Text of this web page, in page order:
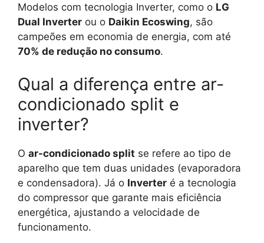
Modelos com tecnologia Inverter, como o LG
Dual Inverter ou o Daikin Ecoswing, são
campeões em economia de energia, com até
70% de redução no consumo.
Qual a diferença entre ar-
condicionado split e
inverter?
O ar-condicionado split se refere ao tipo de
aparelho que tem duas unidades (evaporadora
e condensadora). Já o Inverter é a tecnologia
do compressor que garante mais eficiência
energética, ajustando a velocidade de
funcionamento.